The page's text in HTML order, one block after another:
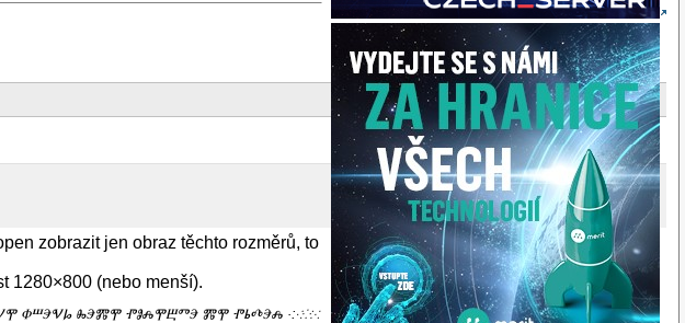
zobrazit jen obraz těchto rozměrů, to
1280×800 (nebo menší).
ⰗⰞⰅⰜⰘ ⰈⰅⰏⰉ ⰒⰑⰎⰉⰁⰕⰅ ⰏⰉ ⰒⰓⰄⰅⰎ ·:⁖⁘⁙